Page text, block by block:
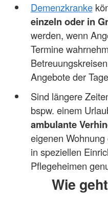
Demenzkranke
einzeln oder in
werden, wenn
Termine
Angebote der
Sind längere
bspw. einem
ambulante
eigenen
in speziellen
Pflegeheimen
Wie